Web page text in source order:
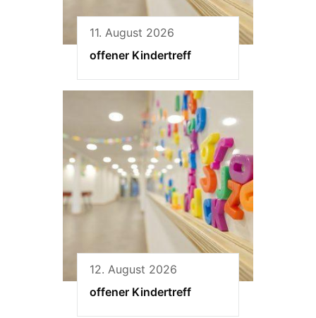
11. August 2026
offener Kindertreff
12. August 2026
offener Kindertreff